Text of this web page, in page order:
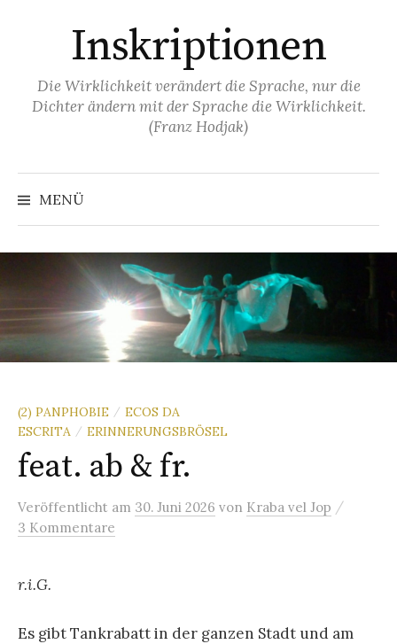
Inskriptionen
Die Wirklichkeit verändert die Sprache, nur die
Dichter ändern mit der Sprache die Wirklichkeit.
(Franz Hodjak)
MENÜ
(2) PANPHOBIE / ECOS DA
ESCRITA / ERINNERUNGSBRÖSEL
feat. ab & fr.
Veröffentlicht am 30. Juni 2026 von Kraba vel Jop /
3 Kommentare
r.i.G.
Es gibt Tankrabatt in der ganzen Stadt und am